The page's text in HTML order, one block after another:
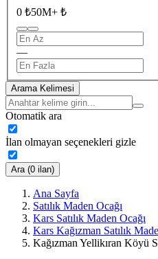
0 ₺50M+ ₺
—
Arama Kelimesi
Otomatik ara
İlan olmayan seçenekleri gizle
Ara (0 ilan)
Ana Sayfa
Satılık Maden Ocağı
Kars Satılık Maden Ocağı
Kars Kağızman Satılık
Kağızman Yellikıran Köyü